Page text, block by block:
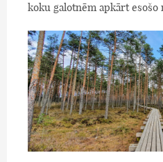
koku galotnēm apkārt esošo